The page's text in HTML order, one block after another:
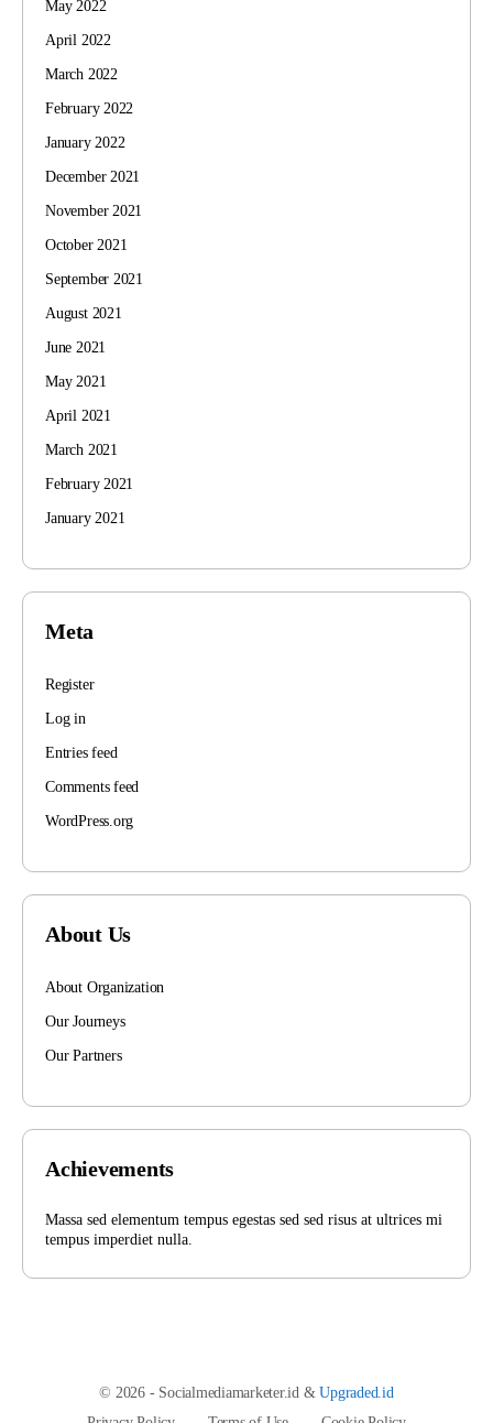
May 2022
April 2022
March 2022
February 2022
January 2022
December 2021
November 2021
October 2021
September 2021
August 2021
June 2021
May 2021
April 2021
March 2021
February 2021
January 2021
Meta
Register
Log in
Entries feed
Comments feed
WordPress.org
About Us
About Organization
Our Journeys
Our Partners
Achievements
Massa sed elementum tempus egestas sed sed risus at ultrices mi
tempus imperdiet nulla.
© 2026 - Socialmediamarketer.id &Upgraded.id